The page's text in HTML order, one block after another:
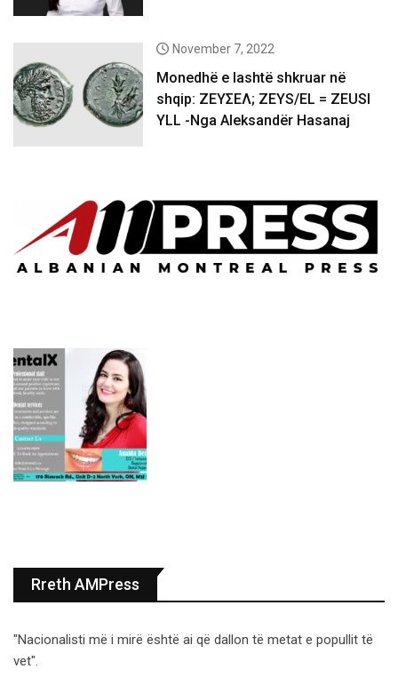
November 7, 2022
Monedhë e lashtë shkruar në
shqip: ΖΕΥΣΕΛ; ZEYS/EL = ZEUSI
YLL -Nga Aleksandër Hasanaj
Rreth AMPress
"Nacionalisti më i mirë është ai që dallon të metat e popullit të
vet".